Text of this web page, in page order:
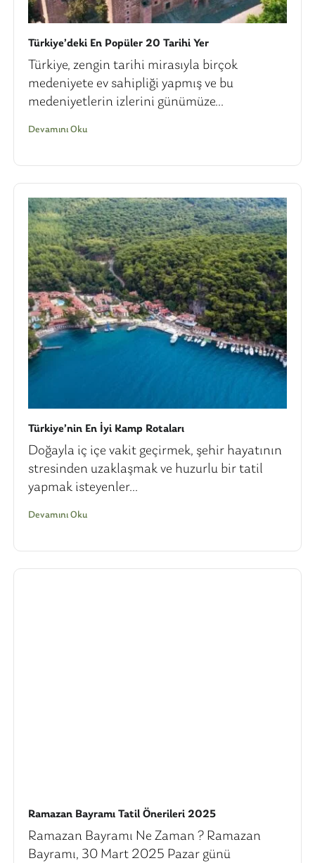
Türkiye’deki En Popüler 20 Tarihi Yer
Türkiye, zengin tarihi mirasıyla birçok
medeniyete ev sahipliği yapmış ve bu
medeniyetlerin izlerini günümüze...
Devamını Oku
Türkiye’nin En İyi Kamp Rotaları
Doğayla iç içe vakit geçirmek, şehir hayatının
stresinden uzaklaşmak ve huzurlu bir tatil
yapmak isteyenler...
Devamını Oku
Ramazan Bayramı Tatil Önerileri 2025
Ramazan Bayramı Ne Zaman ? Ramazan
Bayramı, 30 Mart 2025 Pazar günü